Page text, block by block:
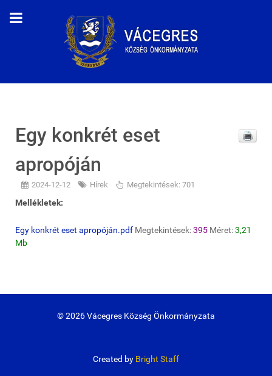
Egy konkrét eset
apropóján
2024-12-12 Hírek Megtekintések: 701
Mellékletek:
Egy konkrét eset apropóján.pdf Megtekintések:395 Méret:3,21
Mb
© 2026 Vácegres Község Önkormányzata
Created by Bright Staff